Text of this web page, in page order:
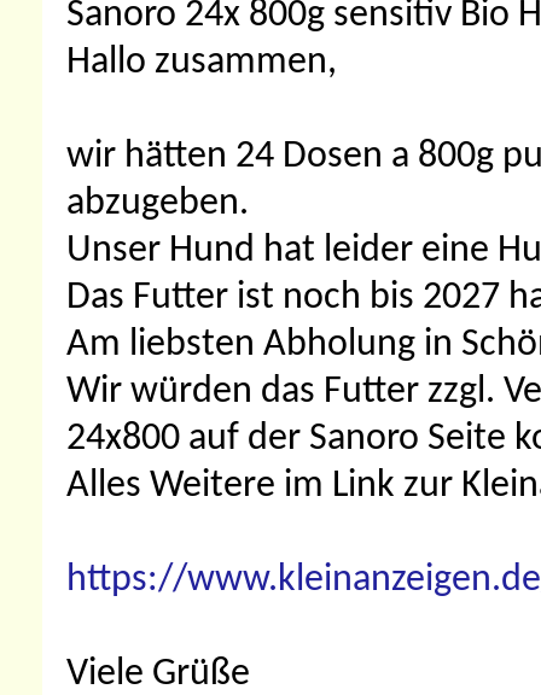
Sanoro 24x 800g sensitiv Bio
Hallo zusammen,
wir hätten 24 Dosen a 800g
abzugeben.
Unser Hund hat leider eine
Das Futter ist noch bis 2027
Am liebsten Abholung in
Wir würden das Futter zzgl.
24x800 auf der Sanoro Seite
Alles Weitere im Link zur
https://
Viele Grüße